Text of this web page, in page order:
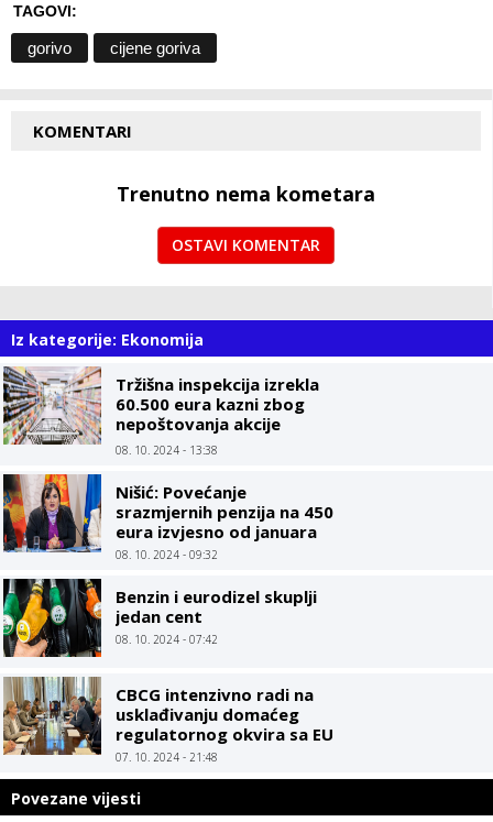
TAGOVI:
gorivo cijene goriva
KOMENTARI
Trenutno nema kometara
OSTAVI KOMENTAR
Iz kategorije: Ekonomija
Tržišna inspekcija izrekla
60.500 eura kazni zbog
nepoštovanja akcije
Limitirane cijene
08. 10. 2024 - 13:38
Nišić: Povećanje
srazmjernih penzija na 450
eura izvjesno od januara
08. 10. 2024 - 09:32
Benzin i eurodizel skuplji
jedan cent
08. 10. 2024 - 07:42
CBCG intenzivno radi na
usklađivanju domaćeg
regulatornog okvira sa EU
07. 10. 2024 - 21:48
Povezane vijesti